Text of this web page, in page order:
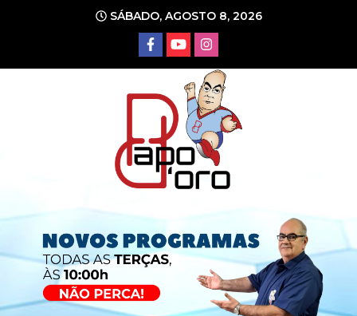
conteúdo
SÁBADO, AGOSTO 8, 2026